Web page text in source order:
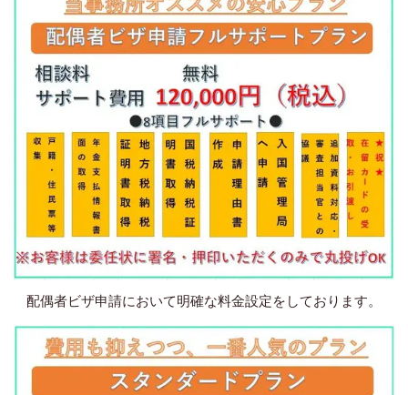
配偶者ビザ申請において明確な料金設定をしております。